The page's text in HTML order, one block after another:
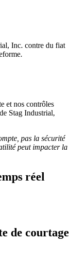
Inc. contre du fiat
et nos contrôles
Stag Industrial,
pas la sécurité
peut impacter la
réel
de courtage